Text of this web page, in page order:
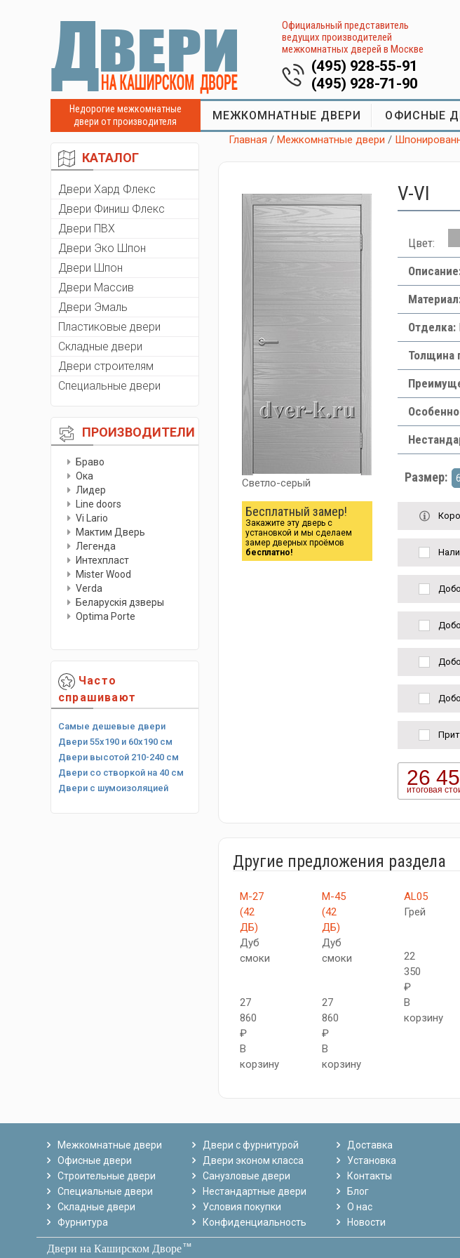
Официальный представитель
ведущих производителей
межкомнатных дверей в Москве
(495) 928-55-91
(495) 928-71-90
Недорогие межкомнатные
двери от производителя
МЕЖКОМНАТНЫЕ ДВЕРИ ОФИСНЫЕ
КАТАЛОГ
Двери Хард Флекс
Двери Финиш Флекс
Двери ПВХ
Двери Эко Шпон
Двери Шпон
Двери Массив
Двери Эмаль
Пластиковые двери
Складные двери
Двери строителям
Специальные двери
ПРОИЗВОДИТЕЛИ
Браво
Ока
Лидер
Line doors
Vi Lario
Мактим Дверь
Легенда
Интехпласт
Мister Wood
Verda
Беларускiя дзверы
Optima Porte
Часто
спрашивают
Самые дешевые двери
Двери 55х190 и 60х190 см
Двери высотой 210-240 см
Двери со створкой на 40 см
Двери с шумоизоляцией
Главная /Межкомнатные двери /
Светло-серый
Бесплатный замер!
Закажите эту дверь с
установкой и мы сделаем
замер дверных проёмов
бесплатно!
V-VI
Цвет:
Отделка:
Толщина
Размер:
26
итоговая
Другие предложения раздела
М-27
(42
ДБ)
Дуб
смоки
27
860
₽
В
корзину
М-45
(42
ДБ)
Дуб
смоки
27
860
₽
В
корзину
AL05
Грей
22
350
₽
В
корзину
Межкомнатные двери
Офисные двери
Строительные двери
Специальные двери
Складные двери
Фурнитура
Двери с фурнитурой
Двери эконом класса
Санузловые двери
Нестандартные двери
Условия покупки
Конфиденциальность
Доставка
Установка
Контакты
Блог
О нас
Новости
Двери на Каширском Дворетм